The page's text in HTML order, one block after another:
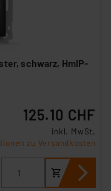
schwarz, HmIP-
125.10 CHF
inkl. MwSt.
zu Versandkosten